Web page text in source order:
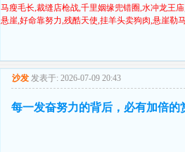
马瘦毛长,裁缝店枪战,千里姻缘兜错圈,水冲龙王
悬崖,好命靠努力,残酷天使,挂羊头卖狗肉,悬崖勒
沙发 发表于: 2026-07-09 20:43
每一发奋努力的背后，必有加倍的